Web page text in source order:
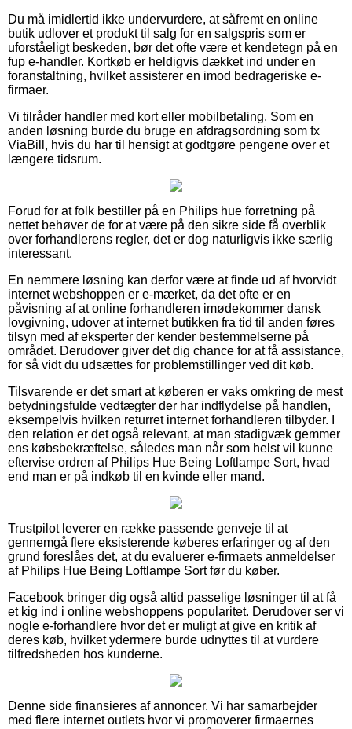
Du må imidlertid ikke undervurdere, at såfremt en online
butik udlover et produkt til salg for en salgspris som er
uforståeligt beskeden, bør det ofte være et kendetegn på en
fup e-handler. Kortkøb er heldigvis dækket ind under en
foranstaltning, hvilket assisterer en imod bedrageriske e-
firmaer.
Vi tilråder handler med kort eller mobilbetaling. Som en
anden løsning burde du bruge en afdragsordning som fx
ViaBill, hvis du har til hensigt at godtgøre pengene over et
længere tidsrum.
Forud for at folk bestiller på en Philips hue forretning på
nettet behøver de for at være på den sikre side få overblik
over forhandlerens regler, det er dog naturligvis ikke særlig
interessant.
En nemmere løsning kan derfor være at finde ud af hvorvidt
internet webshoppen er e-mærket, da det ofte er en
påvisning af at online forhandleren imødekommer dansk
lovgivning, udover at internet butikken fra tid til anden føres
tilsyn med af eksperter der kender bestemmelserne på
området. Derudover giver det dig chance for at få assistance,
for så vidt du udsættes for problemstillinger ved dit køb.
Tilsvarende er det smart at køberen er vaks omkring de mest
betydningsfulde vedtægter der har indflydelse på handlen,
eksempelvis hvilken returret internet forhandleren tilbyder. I
den relation er det også relevant, at man stadigvæk gemmer
ens købsbekræftelse, således man når som helst vil kunne
eftervise ordren af Philips Hue Being Loftlampe Sort, hvad
end man er på indkøb til en kvinde eller mand.
Trustpilot leverer en række passende genveje til at
gennemgå flere eksisterende køberes erfaringer og af den
grund foreslåes det, at du evaluerer e-firmaets anmeldelser
af Philips Hue Being Loftlampe Sort før du køber.
Facebook bringer dig også altid passelige løsninger til at få
et kig ind i online webshoppens popularitet. Derudover ser vi
nogle e-forhandlere hvor det er muligt at give en kritik af
deres køb, hvilket ydermere burde udnyttes til at vurdere
tilfredsheden hos kunderne.
Denne side finansieres af annoncer. Vi har samarbejder
med flere internet outlets hvor vi promoverer firmaernes